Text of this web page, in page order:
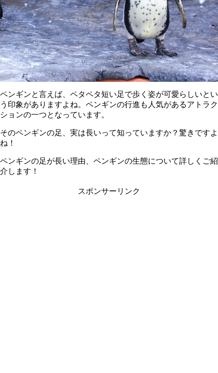
ペンギンと言えば、ペタペタ短い足で歩く姿が可愛らしいとい
う印象がありますよね。ペンギンの行進も人気があるアトラク
ションの一つとなっています。
そのペンギンの足、実は長いって知っていますか？驚きですよ
ね！
ペンギンの足が長い理由、ペンギンの生態について詳しくご紹
介します！
スポンサーリンク